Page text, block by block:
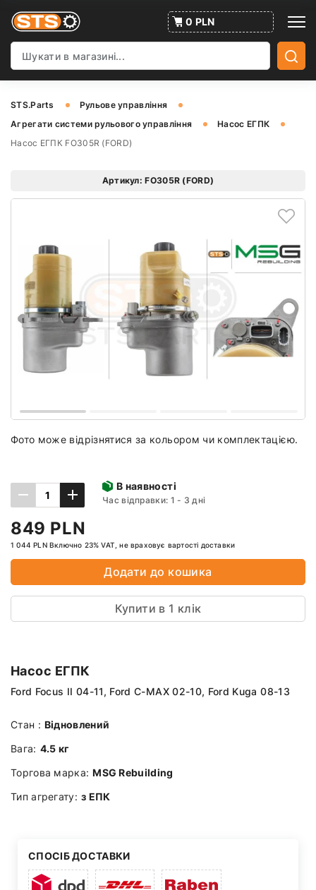
0 PLN
STS.Parts
Рульове управління
Агрегати системи рульового управління
Насос ЕГПК
Насос ЕГПК FO305R (FORD)
Артикул: FO305R (FORD)
Фото може відрізнятися за кольором чи комплектацією.
Насос ЕГПК
Ford Focus II 04-11, Ford C-MAX 02-10, Ford Kuga 08-13
Стан : Відновлений
Вага: 4.5 кг
Торгова марка: MSG Rebuilding
Тип агрегату: з ЕПК
849 PLN
1 044 PLN Включно 23% VAT, не враховує вартості доставки
В наявності
Час відправки: 1 - 3 дні
Додати до кошика
Купити в 1 клік
СПОСІБ ДОСТАВКИ